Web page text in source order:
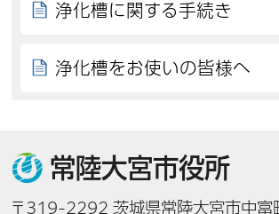
浄化槽に関する手続き
浄化槽をお使いの皆様へ
常陸大宮市役所
〒319-2292 茨城県常陸大宮市中